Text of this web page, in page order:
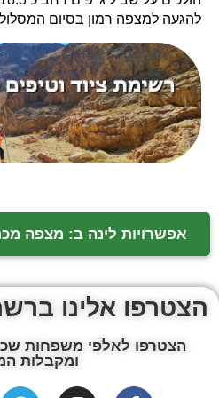
להגעה למצפה רמון בסיום
אפשרויות לינה ב: מצפה
הצטרפו אלינו
הצטרפו לאלפי משפחות
ומקבלות